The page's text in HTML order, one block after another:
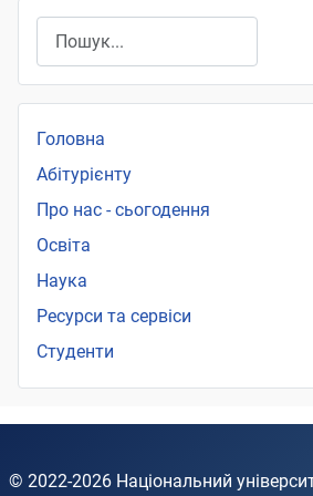
Головна
Абітурієнту
Про нас - сьогодення
Освіта
Наука
Ресурси та сервіси
Студенти
© 2022-2026 Національний